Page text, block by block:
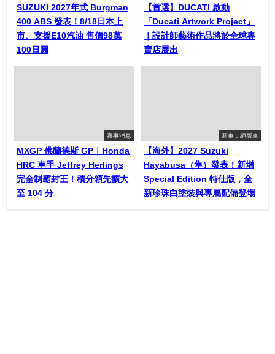
SUZUKI 2027年式 Burgman
400 ABS 發表！8/18日本上
市、支援E10汽油 售價98萬
100日圓
【首選】DUCATI 啟動
「Ducati Artwork Project」
｜設計師藝術作品將於全球專
賣店展出
賽事消息
MXGP 佛蘭德斯 GP｜Honda
HRC 車手 Jeffrey Herlings
完全制霸封王！積分領先擴大
至 104 分
新車．絕版車
【海外】2027 Suzuki
Hayabusa（隼）發表！新增
Special Edition 特仕版，全
新珍珠白塗裝與專屬配備登場